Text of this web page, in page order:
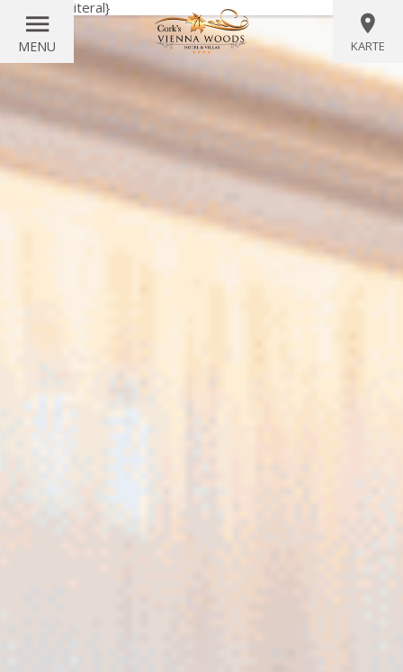
{/literal}
MENU KARTE